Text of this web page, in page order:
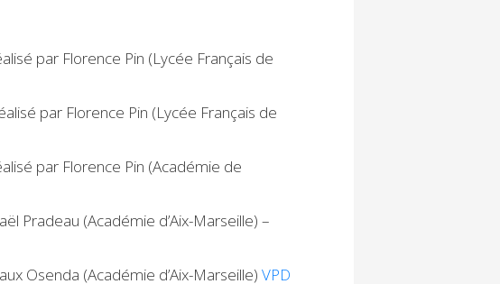
par Florence Pin (Lycée Français de
par Florence Pin (Lycée Français de
par Florence Pin (Académie de
Pradeau (Académie d’Aix-Marseille) –
Osenda (Académie d’Aix-Marseille)VPD